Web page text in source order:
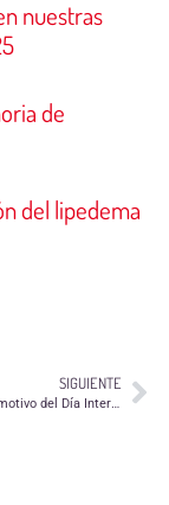
nuestras
de
del lipedema
SIGUIENTE
Manifiesto con motivo del Día Internacional del Voluntariado 2014